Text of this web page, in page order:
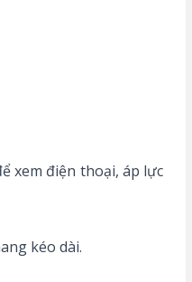
xem điện thoại, áp lực
kéo dài.